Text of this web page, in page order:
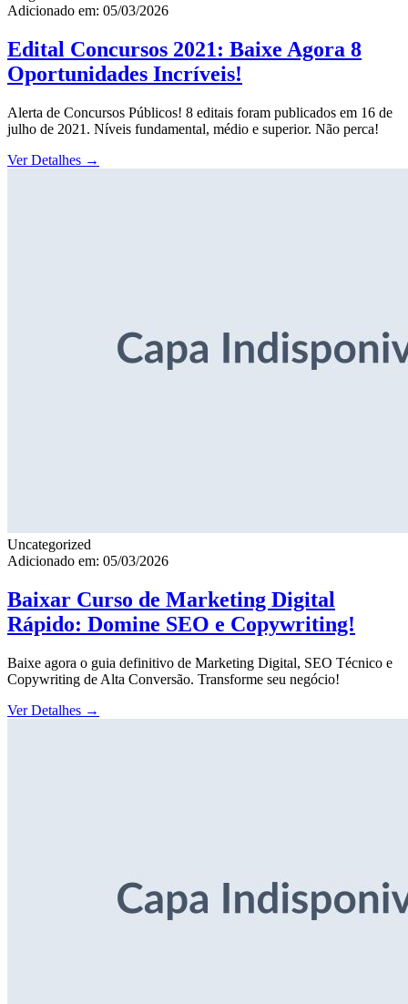
Adicionado em: 05/03/2026
Edital Concursos 2021: Baixe Agora 8
Oportunidades Incríveis!
Alerta de Concursos Públicos! 8 editais foram publicados em 16 de
julho de 2021. Níveis fundamental, médio e superior. Não perca!
Ver Detalhes →
Uncategorized
Adicionado em: 05/03/2026
Baixar Curso de Marketing Digital
Rápido: Domine SEO e Copywriting!
Baixe agora o guia definitivo de Marketing Digital, SEO Técnico e
Copywriting de Alta Conversão. Transforme seu negócio!
Ver Detalhes →